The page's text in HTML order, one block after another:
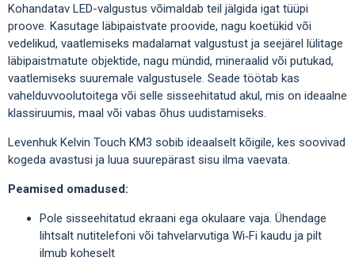
Kohandatav LED-valgustus võimaldab teil jälgida igat tüüpi
proove. Kasutage läbipaistvate proovide, nagu koetükid või
vedelikud, vaatlemiseks madalamat valgustust ja seejärel lülitage
läbipaistmatute objektide, nagu mündid, mineraalid või putukad,
vaatlemiseks suuremale valgustusele. Seade töötab kas
vahelduvvoolutoitega või selle sisseehitatud akul, mis on ideaalne
klassiruumis, maal või vabas õhus uudistamiseks.
Levenhuk Kelvin Touch KM3 sobib ideaalselt kõigile, kes soovivad
kogeda avastusi ja luua suurepärast sisu ilma vaevata.
Peamised omadused:
Pole sisseehitatud ekraani ega okulaare vaja. Ühendage
lihtsalt nutitelefoni või tahvelarvutiga Wi‑Fi kaudu ja pilt
ilmub koheselt